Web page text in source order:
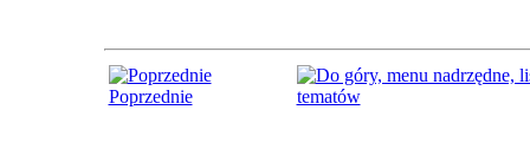
Poprzednie tematów